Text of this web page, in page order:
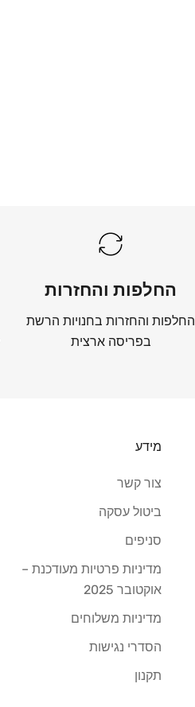
החלפות והחזרות
החלפות והחזרות בחנויות הרשת
בפריסה ארצית
מידע
צור קשר
ביטול עסקה
סניפים
מדיניות פרטיות מעודכנת –
אוקטובר 2025
מדיניות משלוחים
הסדרי נגישות
תקנון